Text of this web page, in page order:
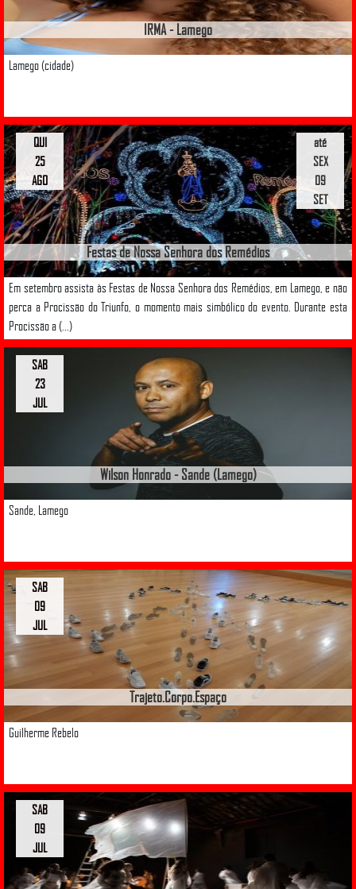
IRMA - Lamego
Lamego (cidade)
Festas de Nossa Senhora dos Remédios
Em setembro assista às Festas de Nossa Senhora dos Remédios, em Lamego, e não
perca a Procissão do Triunfo, o momento mais simbólico do evento. Durante esta
Procissão a (...)
até
SEX
09
SET
QUI
25
AGO
Wilson Honrado - Sande (Lamego)
Sande, Lamego
SAB
23
JUL
Trajeto.Corpo.Espaço
Guilherme Rebelo
SAB
09
JUL
SAB
09
JUL